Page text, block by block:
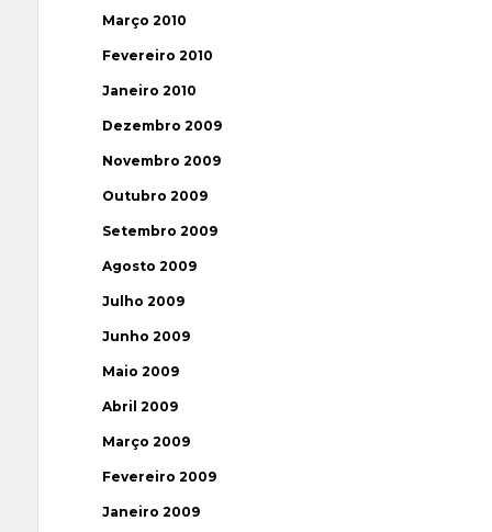
Março 2010
Fevereiro 2010
Janeiro 2010
Dezembro 2009
Novembro 2009
Outubro 2009
Setembro 2009
Agosto 2009
Julho 2009
Junho 2009
Maio 2009
Abril 2009
Março 2009
Fevereiro 2009
Janeiro 2009